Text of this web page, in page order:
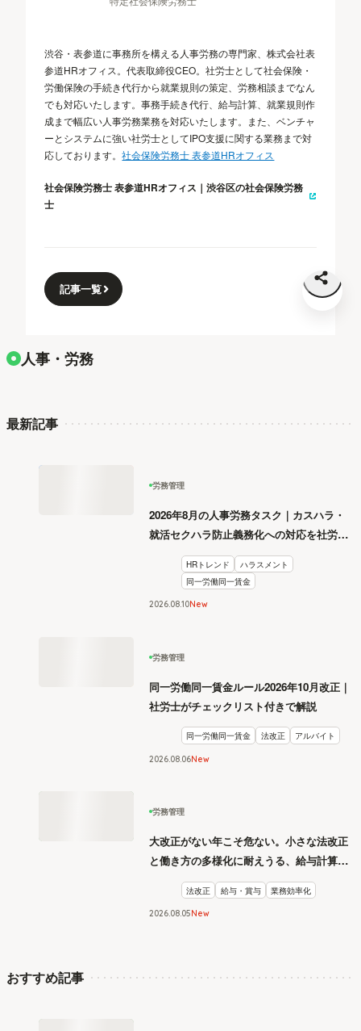
渋谷・表参道に事務所を構える人事労務の専門家、株式会社表
参道HRオフィス。代表取締役CEO。社労士として社会保険・
労働保険の手続き代行から就業規則の策定、労務相談までなん
でも対応いたします。事務手続き代行、給与計算、就業規則作
成まで幅広い人事労務業務を対応いたします。また、ベンチャ
ーとシステムに強い社労士としてIPO支援に関する業務まで対
応しております。社会保険労務士 表参道HRオフィス
社会保険労務士 表参道HRオフィス｜渋谷区の社会保険労務
士
記事一覧
人事・労務
最新記事
労務管理
2026年8月の人事労務タスク｜カスハラ・
就活セクハラ防止義務化への対応を社労士
HRトレンド
ハラスメント
同一労働同一賃金
2026.0810New
労務管理
同一労働同一賃金ルール2026年10月改正｜
社労士がチェックリスト付きで解説
同一労働同一賃金 法改正 アルバイト
2026 08 06New
労務管理
大改正がない年こそ危ない。小さな法改正
と働き方の多様化に耐えうる、給与計算と
リスク管理
法改正 給与・賞与 業務効率化
2026.08 05New
おすすめ記事